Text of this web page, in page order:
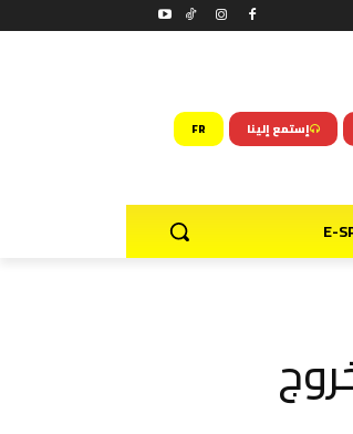
إستمع إلينا FR
E-